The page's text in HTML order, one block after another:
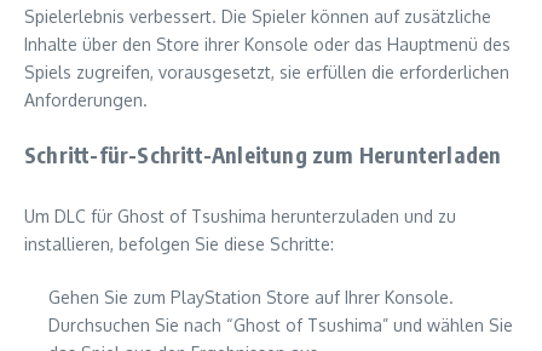
Spielerlebnis verbessert. Die Spieler können auf zusätzliche
Inhalte über den Store ihrer Konsole oder das Hauptmenü des
Spiels zugreifen, vorausgesetzt, sie erfüllen die erforderlichen
Anforderungen.
Schritt-für-Schritt-Anleitung zum Herunterladen
Um DLC für Ghost of Tsushima herunterzuladen und zu
installieren, befolgen Sie diese Schritte:
Gehen Sie zum PlayStation Store auf Ihrer Konsole.
Durchsuchen Sie nach “Ghost of Tsushima” und wählen Sie